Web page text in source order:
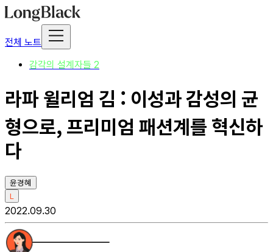
전체 노트
감각의 설계자들 2
라파 윌리엄 김 : 이성과 감성의 균
형으로, 프리미엄 패션계를 혁신하
다
윤경혜
L
2022.09.30